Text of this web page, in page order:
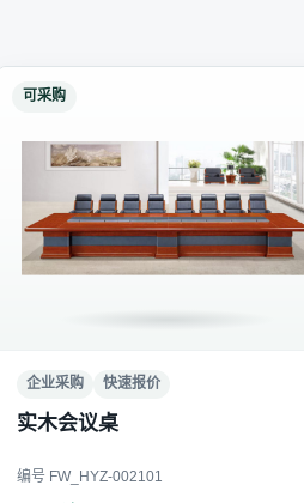
可采购
企业采购 快速报价
实木会议桌
编号 FW_HYZ-002101